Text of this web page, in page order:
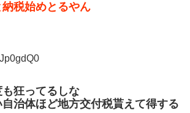
税始めとるやん
狂ってるしな
治体ほど地方交付税貰えて得する